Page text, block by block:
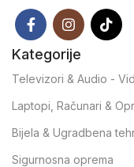
Kategorije
Televizori & Audio -
Laptopi, Računari &
Bijela & Ugradbena
Sigurnosna oprema